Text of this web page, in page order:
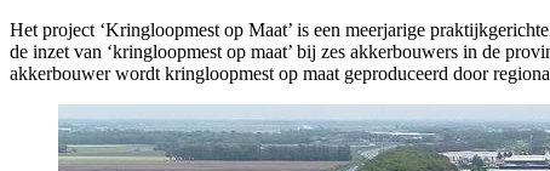
Het project ‘Kringloopmest op Maat’ is een meerjarige
de inzet van ‘kringloopmest op maat’ bij zes akkerbouwers in de
akkerbouwer wordt kringloopmest op maat geproduceerd door